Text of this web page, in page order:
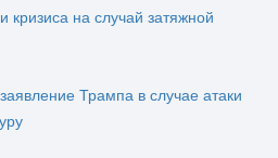
на случай затяжной
Трампа в случае атаки